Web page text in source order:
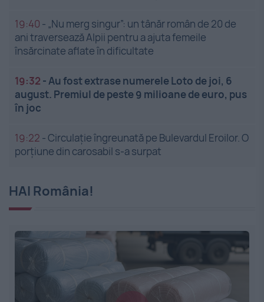
19:40 - „Nu merg singur”: un tânăr român de 20 de
ani traversează Alpii pentru a ajuta femeile
însărcinate aflate în dificultate
19:32 -Au fost extrase numerele Loto de joi, 6
august. Premiul de peste 9 milioane de euro, pus
în joc
19:22 -Circulație îngreunată pe Bulevardul Eroilor. O
porțiune din carosabil s-a surpat
HAI România!